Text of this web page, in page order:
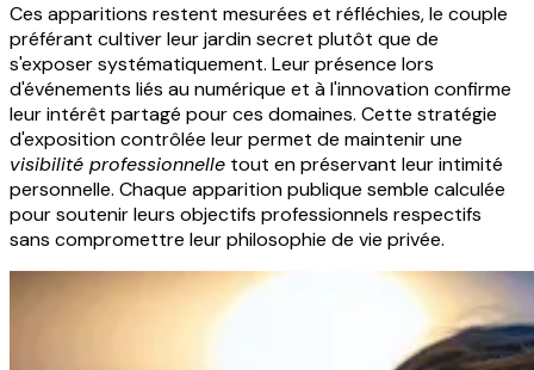
Ces apparitions restent mesurées et réfléchies, le couple
préférant cultiver leur jardin secret plutôt que de
s'exposer systématiquement. Leur présence lors
d'événements liés au numérique et à l'innovation confirme
leur intérêt partagé pour ces domaines. Cette stratégie
d'exposition contrôlée leur permet de maintenir une
visibilité professionnelle tout en préservant leur intimité
personnelle. Chaque apparition publique semble calculée
pour soutenir leurs objectifs professionnels respectifs
sans compromettre leur philosophie de vie privée.